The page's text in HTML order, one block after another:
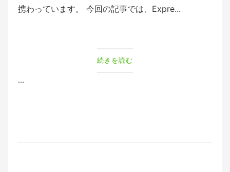
携わっています。 今回の記事では、Expre...
続きを読む
...